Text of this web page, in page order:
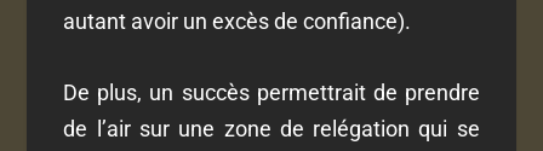
autant avoir un excès de confiance).
De plus, un succès permettrait de prendre
de l’air sur une zone de relégation qui se